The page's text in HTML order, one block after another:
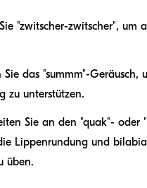
"zwitscher-zwitscher",
Sie das "summm"-Geräusch,
zu unterstützen.
Sie an den "quak"- oder
Lippenrundung und